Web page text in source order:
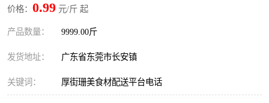
价格： 0.99 元/斤 起
产品数量： 9999.00斤
发货地址： 广东省东莞市长安镇
关键词： 厚街珊美食材配送平台电话